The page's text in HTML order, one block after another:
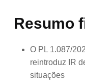
Resumo
O PL 1.087/
reintroduz IR
situações